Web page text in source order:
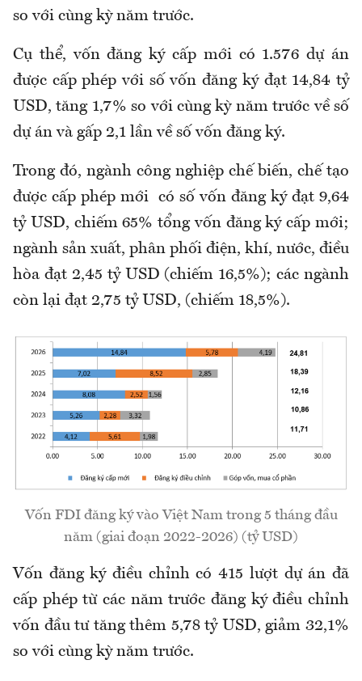
so với cùng kỳ năm trước.
Cụ thể, vốn đăng ký cấp mới có 1.576 dự án
được cấp phép với số vốn đăng ký đạt 14,84 tỷ
USD, tăng 1,7% so với cùng kỳ năm trước về số
dự án và gấp 2,1 lần về số vốn đăng ký.
Trong đó, ngành công nghiệp chế biến, chế tạo
được cấp phép mới có số vốn đăng ký đạt 9,64
tỷ USD, chiếm 65% tổng vốn đăng ký cấp mới;
ngành sản xuất, phân phối điện, khí, nước, điều
hòa đạt 2,45 tỷ USD (chiếm 16,5%); các ngành
còn lại đạt 2,75 tỷ USD, (chiếm 18,5%).
Vốn FDI đăng ký vào Việt Nam trong 5 tháng đầu
năm (giai đoạn 2022-2026) (tỷ USD)
Vốn đăng ký điều chỉnh có 415 lượt dự án đã
cấp phép từ các năm trước đăng ký điều chỉnh
vốn đầu tư tăng thêm 5,78 tỷ USD, giảm 32,1%
so với cùng kỳ năm trước.